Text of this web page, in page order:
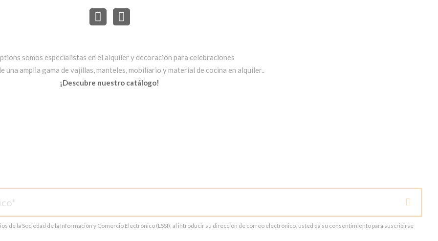
somos especialistas en el alquiler y decoración para celebraciones
una amplia gama de vajillas, manteles, mobiliario y material de cocina en alquiler..
¡Descubre nuestro catálogo!
de la Sociedad de la Información y Comercio Electrónico (LSSI), al introducir su dirección de correo electrónico, usted da su consentimiento para suscribirse